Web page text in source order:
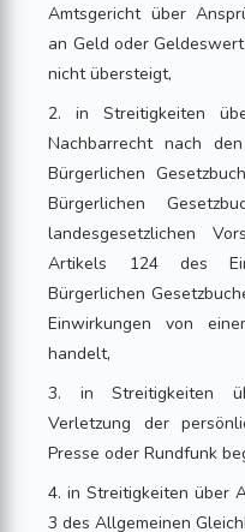
Amtsgericht über
an Geld oder
nicht übersteigt,
2. in Streitigkeiten
Nachbarrecht nach
Bürgerlichen
Bürgerlichen
landesgesetzlichen
Artikels 124 des
Bürgerlichen
Einwirkungen von
handelt,
3. in Streitigkeiten
Verletzung der
Presse oder Rundfunk
4. in Streitigkeiten über
3 des Allgemeinen